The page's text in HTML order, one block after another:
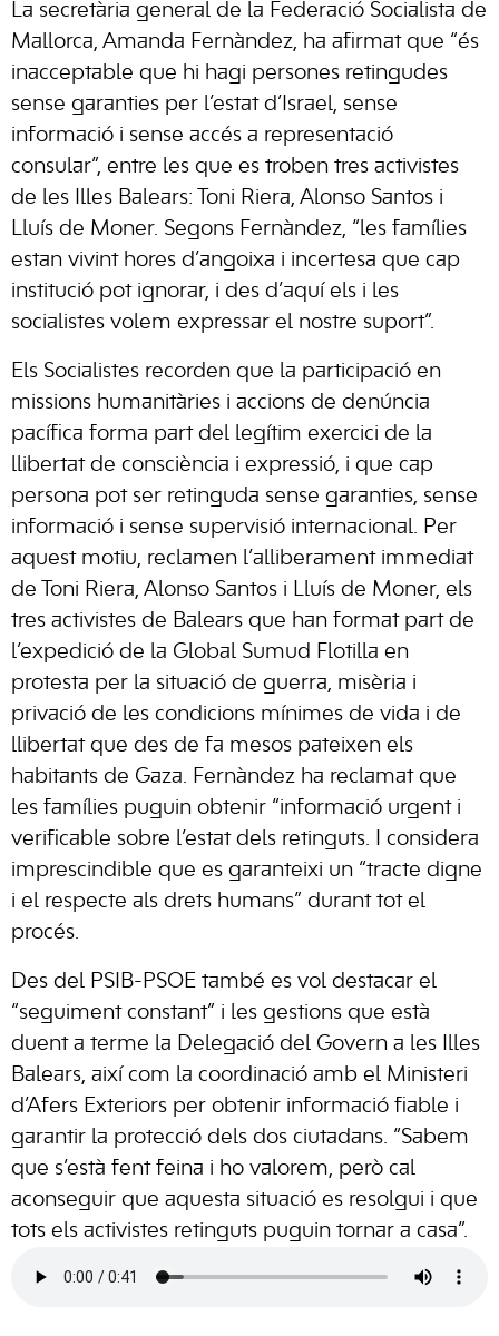
La secretària general de la Federació Socialista de
Mallorca, Amanda Fernàndez, ha afirmat que “és
inacceptable que hi hagi persones retingudes
sense garanties per l’estat d’Israel, sense
informació i sense accés a representació
consular”, entre les que es troben tres activistes
de les Illes Balears: Toni Riera, Alonso Santos i
Lluís de Moner. Segons Fernàndez, “les famílies
estan vivint hores d’angoixa i incertesa que cap
institució pot ignorar, i des d’aquí els i les
socialistes volem expressar el nostre suport”.
Els Socialistes recorden que la participació en
missions humanitàries i accions de denúncia
pacífica forma part del legítim exercici de la
llibertat de consciència i expressió, i que cap
persona pot ser retinguda sense garanties, sense
informació i sense supervisió internacional. Per
aquest motiu, reclamen l’alliberament immediat
de Toni Riera, Alonso Santos i Lluís de Moner, els
tres activistes de Balears que han format part de
l’expedició de la Global Sumud Flotilla en
protesta per la situació de guerra, misèria i
privació de les condicions mínimes de vida i de
llibertat que des de fa mesos pateixen els
habitants de Gaza. Fernàndez ha reclamat que
les famílies puguin obtenir “informació urgent i
verificable sobre l’estat dels retinguts. I considera
imprescindible que es garanteixi un “tracte digne
i el respecte als drets humans” durant tot el
procés.
Des del PSIB-PSOE també es vol destacar el
“seguiment constant” i les gestions que està
duent a terme la Delegació del Govern a les Illes
Balears, així com la coordinació amb el Ministeri
d’Afers Exteriors per obtenir informació fiable i
garantir la protecció dels dos ciutadans. “Sabem
que s’està fent feina i ho valorem, però cal
aconseguir que aquesta situació es resolgui i que
tots els activistes retinguts puguin tornar a casa”.